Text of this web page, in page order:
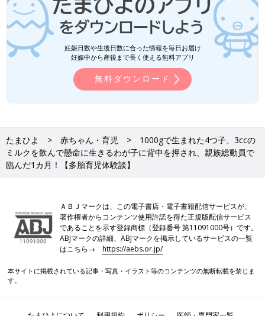
れず、抱っこが初めてできたのは、出産から1カ月後のNICUから
GCUに移ってからのことでした。もどかしい気持ちもありました
が『今の私にできることは母乳を持っていくことだ』と言い聞か
せながら冷凍した母乳を運び続け、出産から2カ月後のちょうど
40週の予定日ぐらいでGCUを退院することができました。二男
だけはなかなか体重が増えず、無呼吸になる可能性があったので
3週間ぐらい遅れて退院しました。それでも9月頭には4人全員が
産後の4つ子育児、1時間毎にお世話を繰り返し眠れ
ない日々
妊娠日数や生後日数に合った情報を毎日お届け
妊娠中から産後まで長く使える無料アプリ
無料ダウンロード
たまひよ 赤ちゃん・育児
1000gで生まれた4つ子、3ccの
ミルクを飲んで懸命に生きるわが子に背中を押され、親族総動員で
臨んだ1カ月！【多胎育児体験談】
ＡＢＪマークは、この電子書店・電子書籍配信サービスが、
著作権者からコンテンツ使用許諾を得た正規版配信サービス
であることを示す登録商標（登録番号 第11091000号）です。
ABJマークの詳細、ABJマークを掲示しているサービスの一覧
はこちら→https://aebs.or.jp/
本サイトに掲載されている記事・写真・イラスト等のコンテンツの無断転載を禁じま
す。